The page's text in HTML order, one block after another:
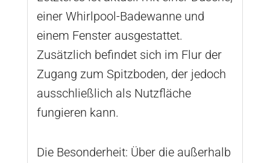
einer Whirlpool-Badewanne und
einem Fenster ausgestattet.
Zusätzlich befindet sich im Flur der
Zugang zum Spitzboden, der jedoch
ausschließlich als Nutzfläche
fungieren kann.
Die Besonderheit: Über die außerhalb